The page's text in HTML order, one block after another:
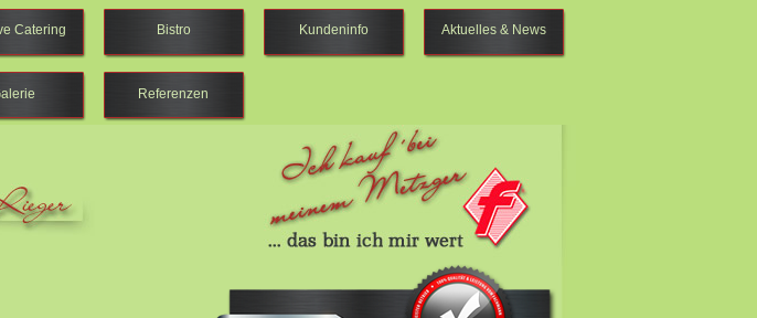
Catering Bistro Kundeninfo Aktuelles & News
Referenzen